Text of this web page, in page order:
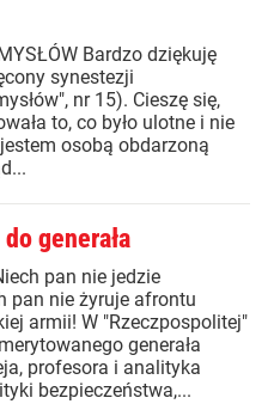
Bardzo dziękuję
synestezji
nr 15). Cieszę się,
to, co było ulotne i nie
osobą obdarzoną
generała
pan nie jedzie
pan nie żyruje afrontu
armii! W "Rzeczpospolitej"
generała
profesora i analityka
bezpieczeństwa,...